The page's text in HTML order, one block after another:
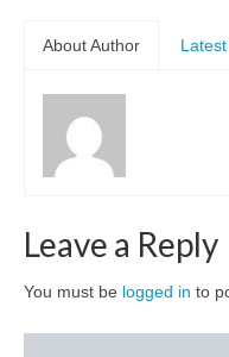
About Author
Leave a Reply
You must be logged in to